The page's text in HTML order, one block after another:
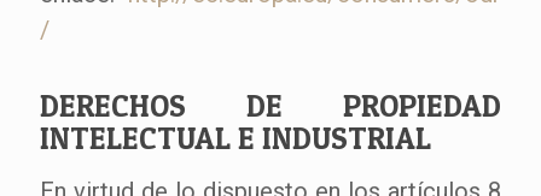
/
DERECHOS DE PROPIEDAD
INTELECTUAL E INDUSTRIAL